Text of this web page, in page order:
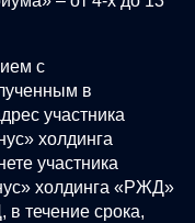
с
полученным в
участника
холдинга
участника
холдинга «РЖД»
течение срока,